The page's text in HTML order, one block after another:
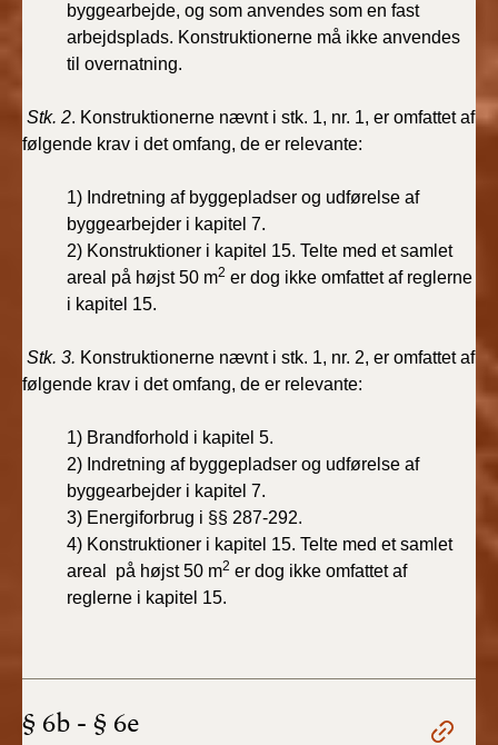
BR18 (1/1-4/7 2019)
BR15 (2015-2018)
Tidligere BR (1961-
2010)
byggearbejde, og som anvendes som en fast
arbejdsplads. Konstruktionerne må ikke anvendes
til overnatning.
Stk. 2. Konstruktionerne nævnt i stk. 1, nr. 1, er omfattet af
følgende krav i det omfang, de er relevante:
1) Indretning af byggepladser og udførelse af
byggearbejder i kapitel 7.
2) Konstruktioner i kapitel 15. Telte med et samlet
areal på højst 50 m2 er dog ikke omfattet af reglerne
i kapitel 15.
Stk. 3. Konstruktionerne nævnt i stk. 1, nr. 2, er omfattet af
følgende krav i det omfang, de er relevante:
1) Brandforhold i kapitel 5.
2) Indretning af byggepladser og udførelse af
byggearbejder i kapitel 7.
3) Energiforbrug i §§ 287-292.
4) Konstruktioner i kapitel 15. Telte med et samlet
areal på højst 50 m2 er dog ikke omfattet af
reglerne i kapitel 15.
§ 6b - § 6e